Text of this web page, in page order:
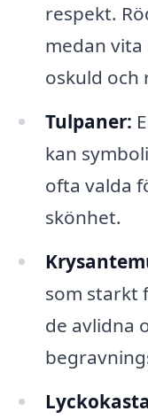
respekt.
medan
oskuld och
Tulpaner:
kan
ofta valda
skönhet.
som starkt
de avlidna